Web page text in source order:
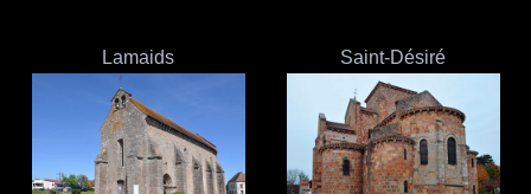
Lamaids Saint-Désiré